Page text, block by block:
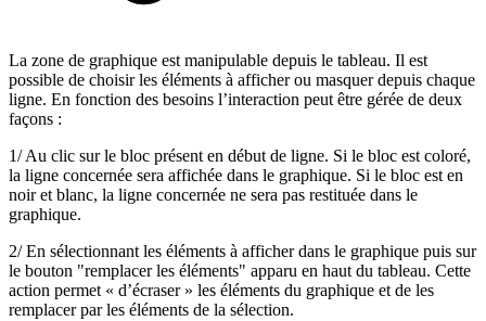
La zone de graphique est manipulable depuis le tableau. Il est
possible de choisir les éléments à afficher ou masquer depuis chaque
ligne. En fonction des besoins l’interaction peut être gérée de deux
façons :
1/ Au clic sur le bloc présent en début de ligne. Si le bloc est coloré,
la ligne concernée sera affichée dans le graphique. Si le bloc est en
noir et blanc, la ligne concernée ne sera pas restituée dans le
graphique.
2/ En sélectionnant les éléments à afficher dans le graphique puis sur
le bouton "remplacer les éléments" apparu en haut du tableau. Cette
action permet « d’écraser » les éléments du graphique et de les
remplacer par les éléments de la sélection.